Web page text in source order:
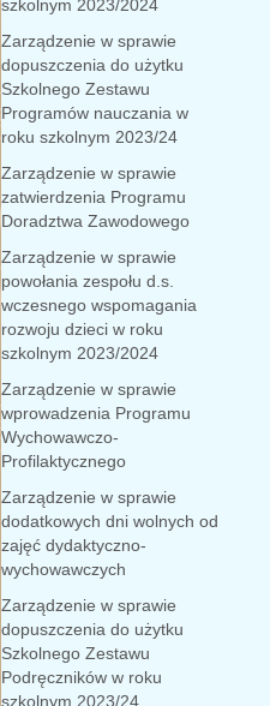
szkolnym 2023/2024
Zarządzenie w sprawie
dopuszczenia do użytku
Szkolnego Zestawu
Programów nauczania w
roku szkolnym 2023/24
Zarządzenie w sprawie
zatwierdzenia Programu
Doradztwa Zawodowego
Zarządzenie w sprawie
powołania zespołu d.s.
wczesnego wspomagania
rozwoju dzieci w roku
szkolnym 2023/2024
Zarządzenie w sprawie
wprowadzenia Programu
Wychowawczo-
Profilaktycznego
Zarządzenie w sprawie
dodatkowych dni wolnych od
zajęć dydaktyczno-
wychowawczych
Zarządzenie w sprawie
dopuszczenia do użytku
Szkolnego Zestawu
Podręczników w roku
szkolnym 2023/24